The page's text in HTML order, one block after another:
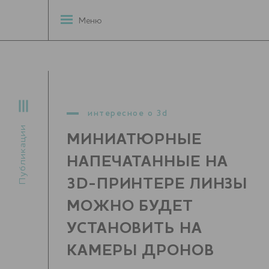
Публикации
Меню
интересное о 3d
МИНИАТЮРНЫЕ
НАПЕЧАТАННЫЕ НА
3D-ПРИНТЕРЕ ЛИНЗЫ
МОЖНО БУДЕТ
УСТАНОВИТЬ НА
КАМЕРЫ ДРОНОВ